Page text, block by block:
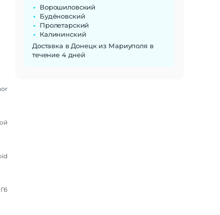
Ворошиловский
Будёновский
Пролетарский
Калининский
Доставка в Донецк из Мариуполя в
течение 4 дней